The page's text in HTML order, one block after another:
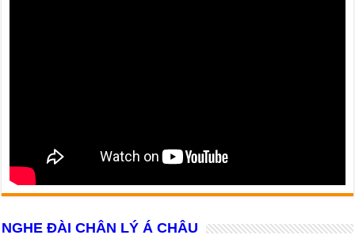
NGHE ĐÀI CHÂN LÝ Á CHÂU